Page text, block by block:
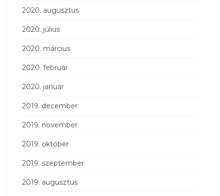
2020. augusztus
2020. július
2020. március
2020. február
2020. január
2019. december
2019. november
2019. október
2019. szeptember
2019. augusztus